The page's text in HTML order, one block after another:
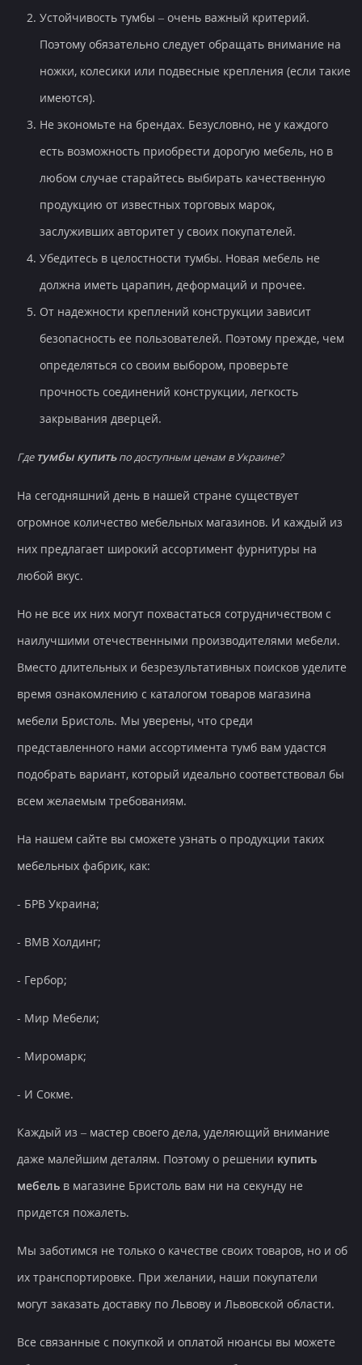
Устойчивость тумбы – очень важный критерий.
Поэтому обязательно следует обращать внимание на
ножки, колесики или подвесные крепления (если такие
имеются).
Не экономьте на брендах. Безусловно, не у каждого
есть возможность приобрести дорогую мебель, но в
любом случае старайтесь выбирать качественную
продукцию от известных торговых марок,
заслуживших авторитет у своих покупателей.
Убедитесь в целостности тумбы. Новая мебель не
должна иметь царапин, деформаций и прочее.
От надежности креплений конструкции зависит
безопасность ее пользователей. Поэтому прежде, чем
определяться со своим выбором, проверьте
прочность соединений конструкции, легкость
закрывания дверцей.
Где тумбы купитьпо доступным ценам в Украине?
На сегодняшний день в нашей стране существует
огромное количество мебельных магазинов. И каждый из
них предлагает широкий ассортимент фурнитуры на
любой вкус.
Но не все их них могут похвастаться сотрудничеством с
наилучшими отечественными производителями мебели.
Вместо длительных и безрезультативных поисков уделите
время ознакомлению с каталогом товаров магазина
мебели Бристоль. Мы уверены, что среди
представленного нами ассортимента тумб вам удастся
подобрать вариант, который идеально соответствовал бы
всем желаемым требованиям.
На нашем сайте вы сможете узнать о продукции таких
мебельных фабрик, как:
- БРВ Украина;
- ВМВ Холдинг;
- Гербор;
- Мир Мебели;
- Миромарк;
- И Сокме.
Каждый из – мастер своего дела, уделяющий внимание
даже малейшим деталям. Поэтому о решении купить
мебель в магазине Бристоль вам ни на секунду не
придется пожалеть.
Мы заботимся не только о качестве своих товаров, но и об
их транспортировке. При желании, наши покупатели
могут заказать доставку по Львову и Львовской области.
Все связанные с покупкой и оплатой нюансы вы можете